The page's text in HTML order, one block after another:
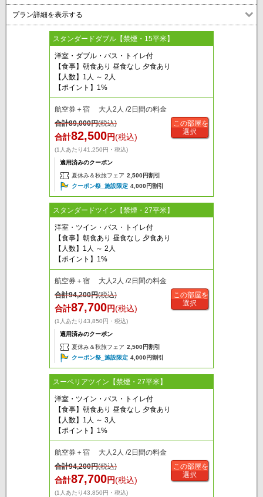
プラン詳細を表示する
スタンダードダブル【禁煙・15平米】
洋室・ダブル・バス・トイレ付
【食事】朝食あり 昼食なし 夕食あり
【人数】1人 ～ 2人
【ポイント】1%
航空券＋宿 大人2人 /2日間の料金
合計89,000円(税込)
合計82,500円(税込)
(1人あたり41,250円・税込)
適用済みのクーポン
夏休み＆秋旅フェア 2,500円割引
クーポン祭_施設限定 4,000円割引
この部屋を
選択
スタンダードツイン【禁煙・27平米】
洋室・ツイン・バス・トイレ付
【食事】朝食あり 昼食なし 夕食あり
【人数】1人 ～ 2人
【ポイント】1%
航空券＋宿 大人2人 /2日間の料金
合計94,200円(税込)
合計87,700円(税込)
(1人あたり43,850円・税込)
適用済みのクーポン
夏休み＆秋旅フェア 2,500円割引
クーポン祭_施設限定 4,000円割引
この部屋を
選択
スーペリアツイン【禁煙・27平米】
洋室・ツイン・バス・トイレ付
【食事】朝食あり 昼食なし 夕食あり
【人数】1人 ～ 3人
【ポイント】1%
航空券＋宿 大人2人 /2日間の料金
合計94,200円(税込)
合計87,700円(税込)
(1人あたり43,850円・税込)
この部屋を
選択